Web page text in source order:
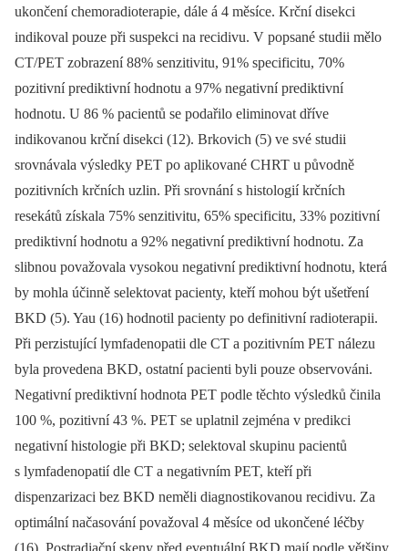
ukončení chemoradioterapie, dále á 4 měsíce. Krční disekci
indikoval pouze při suspekci na recidivu. V popsané studii mělo
CT/PET zobrazení 88% senzitivitu, 91% specificitu, 70%
pozitivní prediktivní hodnotu a 97% negativní prediktivní
hodnotu. U 86 % pacientů se podařilo eliminovat dříve
indikovanou krční disekci (12). Brkovich (5) ve své studii
srovnávala výsledky PET po aplikované CHRT u původně
pozitivních krčních uzlin. Při srovnání s histologií krčních
resekátů získala 75% senzitivitu, 65% specificitu, 33% pozitivní
prediktivní hodnotu a 92% negativní prediktivní hodnotu. Za
slibnou považovala vysokou negativní prediktivní hodnotu, která
by mohla účinně selektovat pacienty, kteří mohou být ušetření
BKD (5). Yau (16) hodnotil pacienty po definitivní radioterapii.
Při perzistující lymfadenopatii dle CT a pozitivním PET nálezu
byla provedena BKD, ostatní pacienti byli pouze observováni.
Negativní prediktivní hodnota PET podle těchto výsledků činila
100 %, pozitivní 43 %. PET se uplatnil zejména v predikci
negativní histologie při BKD; selektoval skupinu pacientů
s lymfadenopatií dle CT a negativním PET, kteří při
dispenzarizaci bez BKD neměli diagnostikovanou recidivu. Za
optimální načasování považoval 4 měsíce od ukončené léčby